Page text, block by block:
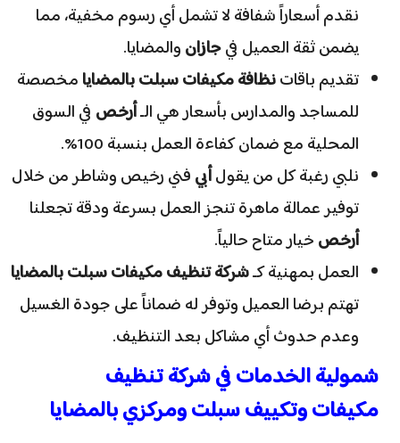
نقدم أسعاراً شفافة لا تشمل أي رسوم مخفية، مما
يضمن ثقة العميل فيجازانوالمضايا.
​تقديم باقاتنظافة مكيفات سبلت بالمضايامخصصة
للمساجد والمدارس بأسعار هي الـأرخص في السوق
المحلية مع ضمان كفاءة العمل بنسبة 100%.
​نلبي رغبة كل من يقولأبيفني رخيص وشاطر من خلال
توفير عمالة ماهرة تنجز العمل بسرعة ودقة تجعلنا
أرخصخيار متاح حالياً.
​العمل بمهنية كـشركة تنظيف مكيفات سبلت بالمضايا
تهتم برضا العميل وتوفر له ضماناً على جودة الغسيل
وعدم حدوث أي مشاكل بعد التنظيف.
​شمولية الخدمات في شركة تنظيف
مكيفات وتكييف سبلت ومركزي بالمضايا